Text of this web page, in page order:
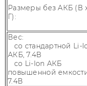
Размеры без АКБ (В
Г):
Вес:
со стандартной Li-
АКБ, 7.4В
со Li-Ion АКБ
повышенной
7.4В